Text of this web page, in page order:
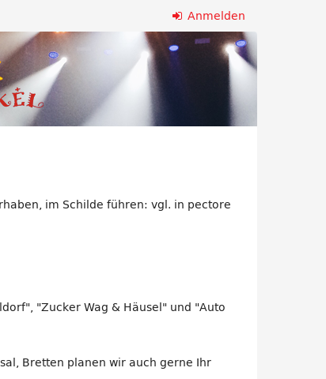
Anmelden
im Schilde führen: vgl. in pectore
"Zucker Wag & Häusel" und "Auto
Bretten planen wir auch gerne Ihr